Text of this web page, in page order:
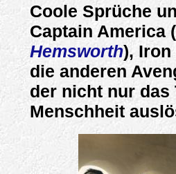
Coole Sprüche
Captain America (
Hemsworth), Iron
die anderen
der nicht nur das
Menschheit